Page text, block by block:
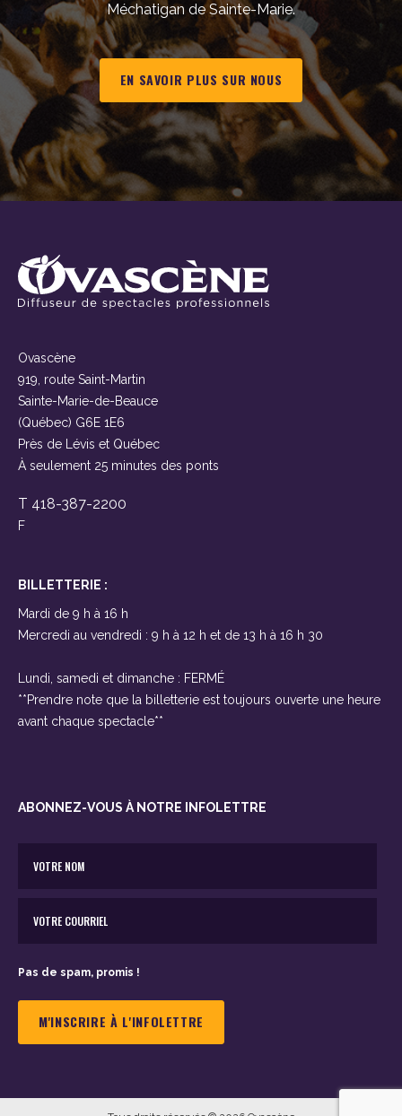
Méchatigan de Sainte-Marie.
EN SAVOIR PLUS SUR NOUS
Ovascène
919, route Saint-Martin
Sainte-Marie-de-Beauce
(Québec) G6E 1E6
Près de Lévis et Québec
À seulement 25 minutes des ponts
T 418-387-2200
F
BILLETTERIE :
Mardi de 9 h à 16 h
Mercredi au vendredi : 9 h à 12 h et de 13 h à 16 h 30
Lundi, samedi et dimanche : FERMÉ
**Prendre note que la billetterie est toujours ouverte une heure
avant chaque spectacle**
ABONNEZ-VOUS À NOTRE INFOLETTRE
Pas de spam, promis !